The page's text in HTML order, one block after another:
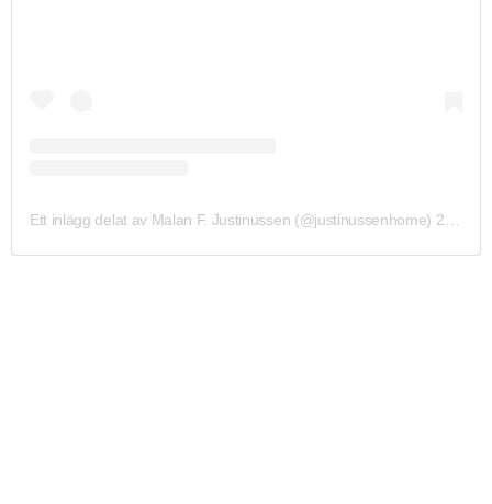
Ett inlägg delat av Malan F. Justinussen (@justinussenhome) 29 Sep 2020 kl. 12:16 PDT